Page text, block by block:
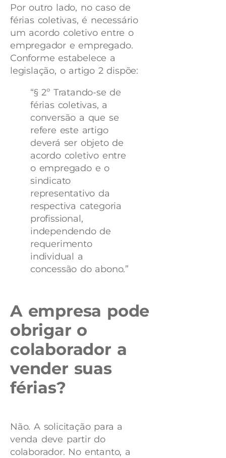
Por outro lado, no caso de
férias coletivas, é necessário
um acordo coletivo entre o
empregador e empregado.
Conforme estabelece a
legislação, o artigo 2 dispõe:
“§ 2º Tratando-se de
férias coletivas, a
conversão a que se
refere este artigo
deverá ser objeto de
acordo coletivo entre
o empregado e o
sindicato
representativo da
respectiva categoria
profissional,
independendo de
requerimento
individual a
concessão do abono.”
A empresa pode
obrigar o
colaborador a
vender suas
férias?
Não. A solicitação para a
venda deve partir do
colaborador. No entanto, a